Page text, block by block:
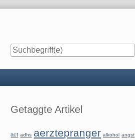
Seitenleiste
Getaggte Artikel
act adhs aerztepranger alkohol angst